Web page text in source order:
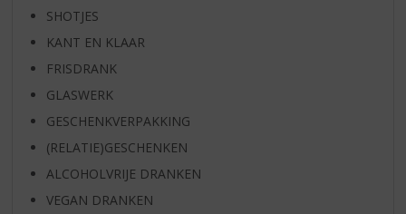
SHOTJES
KANT EN KLAAR
FRISDRANK
GLASWERK
GESCHENKVERPAKKING
(RELATIE)GESCHENKEN
ALCOHOLVRIJE DRANKEN
VEGAN DRANKEN